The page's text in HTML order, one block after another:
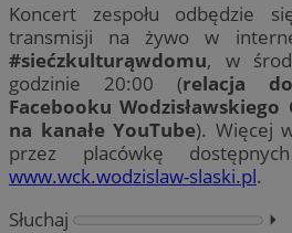
Koncert zespołu odbędzie
transmisji na żywo w
#siećzkulturąwdomu, w
godzinie 20:00 (relacja
Facebooku
na kanałe YouTube). Więcej
przez placówkę
www.wck.wodzislaw-slaski.pl.
Słuchaj
⏵︎